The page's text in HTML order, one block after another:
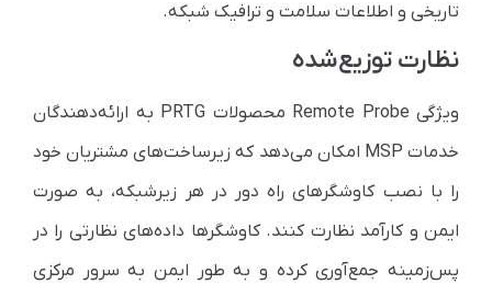
تاریخی و اطلاعات سلامت و ترافیک شبکه.
نظارت توزیع‌شده
ویژگی Remote Probe محصولات PRTG به ارائه‌دهندگان
خدمات MSP امکان می‌دهد که زیرساخت‌های مشتریان خود
را با نصب کاوشگرهای راه دور در هر زیرشبکه، به صورت
ایمن و کارآمد نظارت کنند. کاوشگرها داده‌های نظارتی را در
پس‌زمینه جمع‌آوری کرده و به طور ایمن به سرور مرکزی